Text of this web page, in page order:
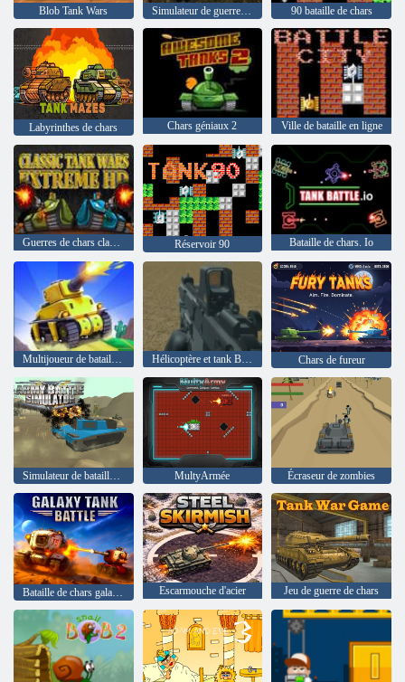
Blob Tank Wars Simulateur de guerre de chars 90 bataille de chars
Labyrinthes de chars Chars géniaux 2 Ville de bataille en ligne
Guerres de chars classiques Extreme HD Réservoir 90 Bataille de chars. Io
Multijoueur de bataille de chars Hélicoptère et tank Battle Desert Storm multijoueur Chars de fureur
Simulateur de bataille de l'armée MultyArmée Écraseur de zombies
Escarmouche d'acier Jeu de guerre de chars